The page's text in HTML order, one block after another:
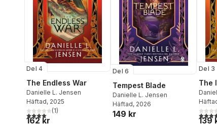
Del 4
The Endless War
Danielle L. Jensen
Häftad, 2025
4,0utav 5 stjärnor. Totalt antal röster:
(1)
162 kr
Del 6
Tempest Blade
Danielle L. Jensen
Häftad, 2026
149 kr
Del 3
The
4,0
139